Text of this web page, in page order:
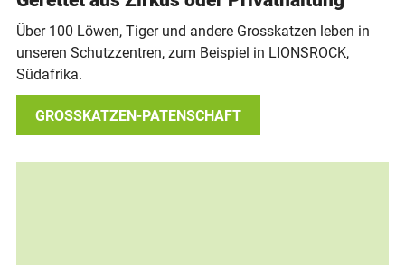
Über 100 Löwen, Tiger und andere Grosskatzen leben in
unseren Schutzzentren, zum Beispiel in LIONSROCK,
Südafrika.
GROSSKATZEN-PATENSCHAFT